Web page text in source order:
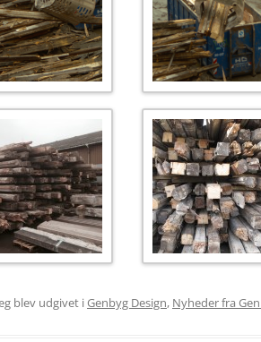
blev udgivet iGenbyg Design, Nyheder fra